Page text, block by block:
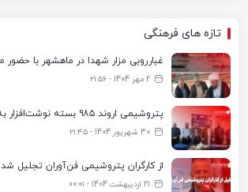
تازه های فرهنگی
2 مهر 1404 - ۲۱:۵۶
30 شهریور 1404 - ۲۱:۴۵
از کارگران پتروشیمی فن‌آوران تجلیل شد
21 اردیبهشت 1404 - ۰۰:۰۱